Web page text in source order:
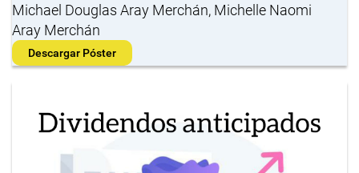
Michael Douglas Aray Merchán, Michelle Naomi
Aray Merchán
Descargar Póster